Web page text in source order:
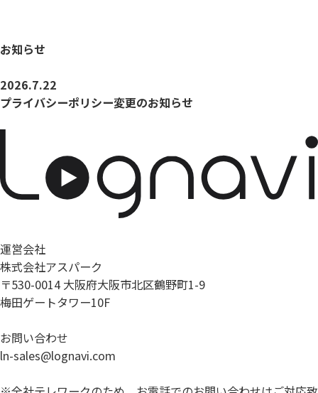
お知らせ
2026.7.22
プライバシーポリシー変更のお知らせ
運営会社
株式会社アスパーク
〒530-0014 大阪府大阪市北区鶴野町1-9
梅田ゲートタワー10F
お問い合わせ
ln-sales@lognavi.com